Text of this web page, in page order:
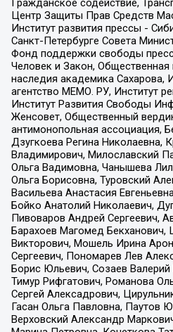
Гражданское содействие,
Центр Защиты Прав Средств
Институт развития прессы -
Санкт-Петербурге Совета
Фонд поддержки свободы
Человек и Закон,
наследия академика Сахарова,
агентство МЕМО. РУ, Институт
Институт Развития Свободы
Женсовет, Общественный
антимонопольная ассоциация,
Дзугкоева Регина Николаевна,
Владимирович, Милославский
Ольга Вадимовна, Чанышева
Ольга Борисовна, Туровский
Васильева Анастасия
Бойко Анатолий Николаевич,
Пивоваров Андрей Сергеевич,
Барахоев Магомед Бекханович,
Викторович, Мошель Ирина
Сергеевич, Пономарев Лев
Борис Юльевич, Созаев
Тимур Рифгатович, Романова
Сергей Алексадрович,
Гасан Ольга Павловна, Паутов
Верховский Александр